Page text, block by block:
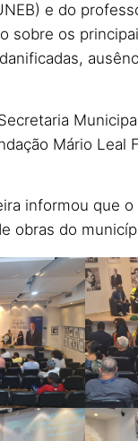
e do
sobre os
Mário Leal
informou que
obras do